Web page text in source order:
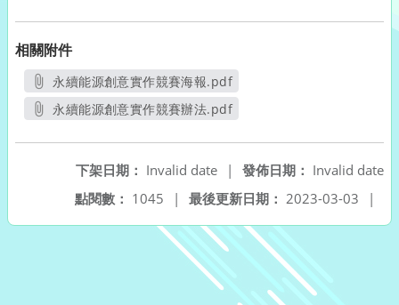
相關附件
永續能源創意實作競賽海報.pdf
另開新視窗
永續能源創意實作競賽辦法.pdf
發佈日期： Invalid date
下架日期： Invalid date
|
最後更新日期： 2023-03-03 |
點閱數： 1045 |